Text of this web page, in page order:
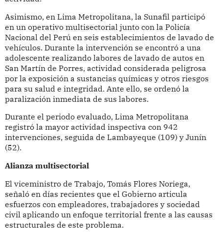
Asimismo, en Lima Metropolitana, la Sunafil participó
en un operativo multisectorial junto con la Policía
Nacional del Perú en seis establecimientos de lavado de
vehículos. Durante la intervención se encontró a una
adolescente realizando labores de lavado de autos en
San Martín de Porres, actividad considerada peligrosa
por la exposición a sustancias químicas y otros riesgos
para su salud e integridad. Ante ello, se ordenó la
paralización inmediata de sus labores.
Durante el periodo evaluado, Lima Metropolitana
registró la mayor actividad inspectiva con 942
intervenciones, seguida de Lambayeque (109) y Junín
(52).
Alianza multisectorial
El viceministro de Trabajo, Tomás Flores Noriega,
señaló en días recientes que el Gobierno articula
esfuerzos con empleadores, trabajadores y sociedad
civil aplicando un enfoque territorial frente a las causas
estructurales de este problema.